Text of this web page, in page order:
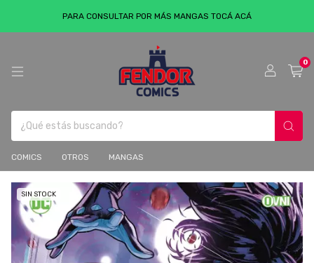
PARA CONSULTAR POR MÁS MANGAS TOCÁ ACÁ
0
COMICS OTROS MANGAS
SIN STOCK